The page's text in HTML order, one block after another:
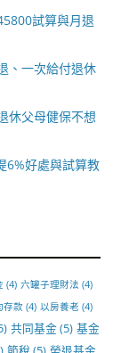
試算與月退
、一次給付退休
休父母健保不想
6%好處與試算教
(4) 六罐子理財法 (4)
存款 (4) 以房養老 (4)
共同基金(5) 基金